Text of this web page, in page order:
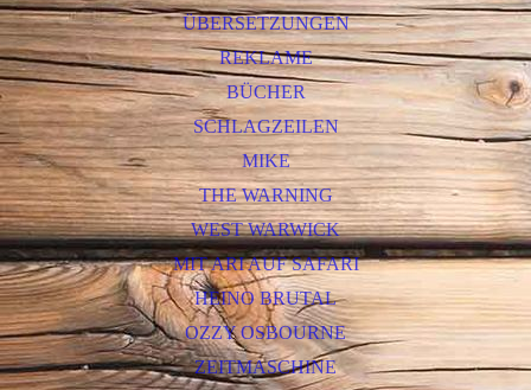
ÜBERSETZUNGEN
REKLAME
BÜCHER
SCHLAGZEILEN
MIKE
THE WARNING
WEST WARWICK
MIT ARI AUF SAFARI
HEINO BRUTAL
OZZY OSBOURNE
ZEITMASCHINE